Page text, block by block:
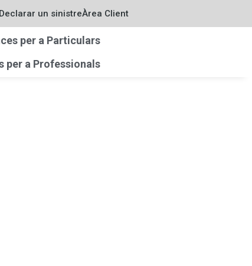
Declarar un sinistreÀrea Client
per a Particulars
per a Professionals